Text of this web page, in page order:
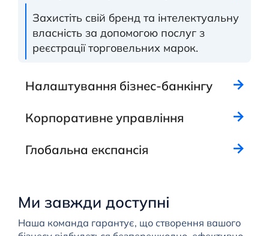
Захистіть свій бренд та інтелектуальну
власність за допомогою послуг з
реєстрації торговельних марок.
Налаштування бізнес-банкінгу
Корпоративне управління
Глобальна експансія
Ми завжди доступні
Наша команда гарантує, що створення вашого